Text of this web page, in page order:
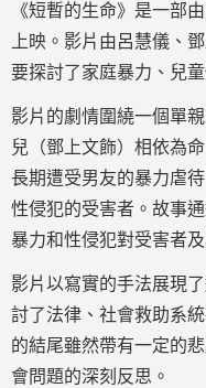
《短暫的生命》是一部
上映。影片由呂慧儀、
要探討了家庭暴力、兒
影片的劇情圍繞一個單
兒（鄧上文飾）相依為
長期遭受男友的暴力虐
性侵犯的受害者。故事
暴力和性侵犯對受害者
影片以寫實的手法展現
討了法律、社會救助系
的結尾雖然帶有一定的
會問題的深刻反思。